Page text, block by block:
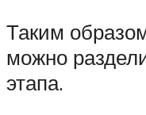
Таким
можно
этапа.